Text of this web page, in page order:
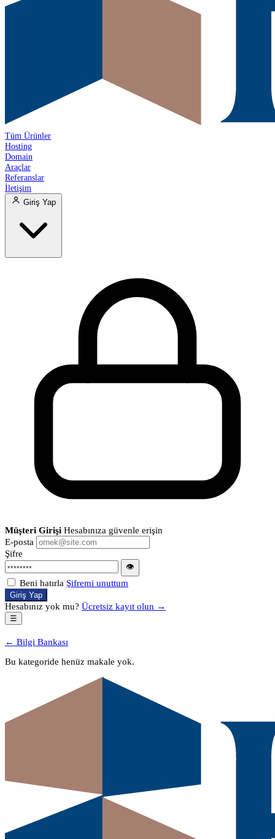
Tüm Ürünler
Hosting
Domain
Araçlar
Referanslar
İletişim
Giriş Yap
Müşteri Girişi Hesabınıza güvenle erişin
E-posta
Şifre
👁
Beni hatırla Şifremi unuttum
Giriş Yap
Hesabınız yok mu? Ücretsiz kayıt olun →
☰
← Bilgi Bankası
Bu kategoride henüz makale yok.